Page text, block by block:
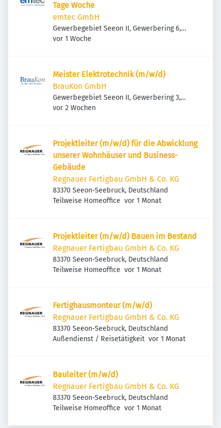
Tage Woche
emtec GmbH
Gewerbegebiet Seeon II, Gewerbering 6,
83370 Seeon-Seebruck, Deutschland
Veröffentlicht
vor 1 Woche
Meister Elektrotechnik (m/w/d)
BrauKon GmbH
Gewerbegebiet Seeon II, Gewerbering 3,
83370 Seeon-Seebruck, Deutschland
Veröffentlicht
vor 2 Wochen
Projektleiter (m/w/d) für die Abwicklung
unserer Wohnhäuser und Business-
Gebäude
Regnauer Fertigbau GmbH & Co. KG
83370 Seeon-Seebruck, Deutschland
Teilweise Homeoffice Veröffentlicht
vor 1 Monat
Projektleiter (m/w/d) Bauen im Bestand
Regnauer Fertigbau GmbH & Co. KG
83370 Seeon-Seebruck, Deutschland
Teilweise Homeoffice Veröffentlicht
vor 1 Monat
Fertighausmonteur (m/w/d)
Regnauer Fertigbau GmbH & Co. KG
83370 Seeon-Seebruck, Deutschland
Außendienst / Reisetätigkeit Veröffentlicht
vor 1 Monat
Bauleiter (m/w/d)
Regnauer Fertigbau GmbH & Co. KG
83370 Seeon-Seebruck, Deutschland
Teilweise Homeoffice Veröffentlicht
vor 1 Monat